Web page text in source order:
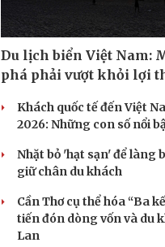
Du lịch biển Việt Nam:
phá phải vượt khỏi lợi
Khách quốc tế đến Việt
2026: Những con số nổi
Nhặt bỏ 'hạt sạn' để làng
giữ chân du khách
Cần Thơ cụ thể hóa “Ba
tiến đón dòng vốn và du
Lan